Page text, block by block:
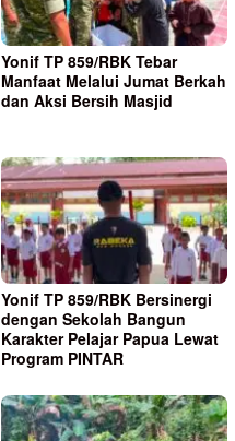
Yonif TP 859/RBK Tebar
Manfaat Melalui Jumat Berkah
dan Aksi Bersih Masjid
Yonif TP 859/RBK Bersinergi
dengan Sekolah Bangun
Karakter Pelajar Papua Lewat
Program PINTAR